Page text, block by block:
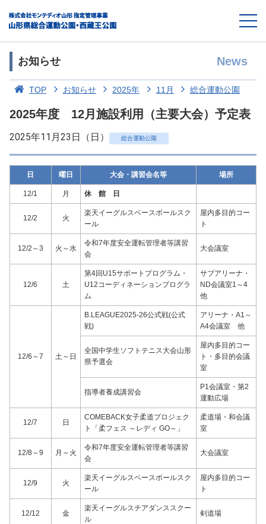
お知らせ News
TOP お知らせ 2025年 11月 総合運動公園
2025年度 12月施設利用（主要大会）予定表
2025年11月23日（日） 総合運動公園
日 曜日 大会・講習会名等 場所
12/1 月 休 館 日
12/2 火
楽天イーグルスベースボールスク
ール
屋内多目的コー
ト
12/2～3 火～水
令和7年度安全運転管理者等講習
会
大会議室
12/6 土
第4回U15サポートプログラム・
U12コーディネーションプログラ
ム
サブアリーナ・
ND会議室1～4
他
12/6～7 土～日
B.LEAGUE2025-26公式戦(公式
戦)
アリーナ・A1～
A4会議室 他
全国中学生ソフトテニス大会山形
県予選会
屋内多目的コー
ト・多目的会議
室
指導者養成講習会
P1会議室・第2
運動広場
12/7 日
COMEBACK女子柔道プロジェク
ト「柔フェス ～レディ GO～」
柔道場・和会議
室
12/8～9 月～火
令和7年度安全運転管理者等講習
会
大会議室
12/9 火
楽天イーグルスベースボールスク
ール
屋内多目的コー
ト
12/12 金
楽天イーグルスチアダンススクー
ル
剣道場